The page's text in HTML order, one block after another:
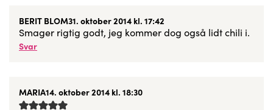
BERIT BLOM31. oktober 2014 kl. 17:42
Smager rigtig godt, jeg kommer dog også lidt chili i.
Svar
MARIA14. oktober 2014 kl. 18:30